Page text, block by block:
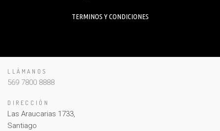
TERMINOS Y CONDICIONES
LLÁMANOS
569 7800 8888
DIRECCIÓN
Las Araucarias 1733,
Santiago